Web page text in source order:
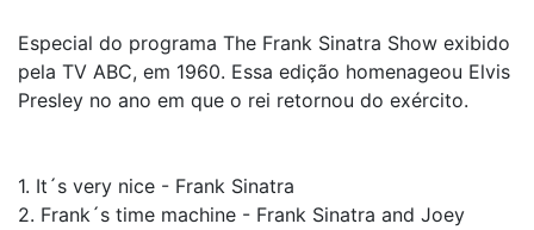
Especial do programa The Frank Sinatra Show exibido
pela TV ABC, em 1960. Essa edição homenageou Elvis
Presley no ano em que o rei retornou do exército.
1. It´s very nice - Frank Sinatra
2. Frank´s time machine - Frank Sinatra and Joey